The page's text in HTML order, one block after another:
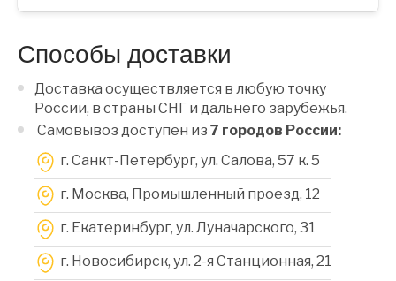
Способы доставки
Доставка осуществляется в любую точку
России, в страны СНГ и дальнего зарубежья.
Самовывоз доступен из 7 городов России:
г. Санкт-Петербург, ул. Салова, 57 к. 5
г. Москва, Промышленный проезд, 12
г. Екатеринбург, ул. Луначарского, 31
г. Новосибирск, ул. 2-я Станционная, 21